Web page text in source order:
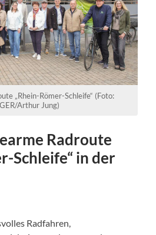
„Rhein-Römer-Schleife“ (Foto:
Arthur Jung)
Radroute
Schleife“ in der
Radfahren,